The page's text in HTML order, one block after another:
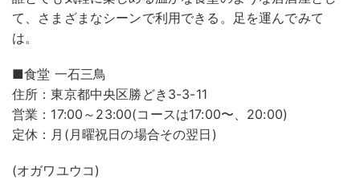
て、さまざまなシーンで利用できる。足を運んでみて
は。
■食堂 一石三鳥
住所：東京都中央区勝どき3-3-11
営業：17:00～23:00(コースは17:00〜、20:00)
定休：月(月曜祝日の場合その翌日)
(オガワユウコ)